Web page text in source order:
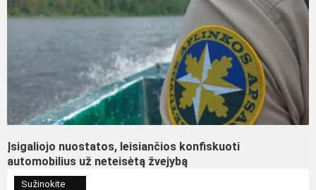
Įsigaliojo nuostatos, leisiančios konfiskuoti
automobilius už neteisėtą žvejybą
Sužinokite